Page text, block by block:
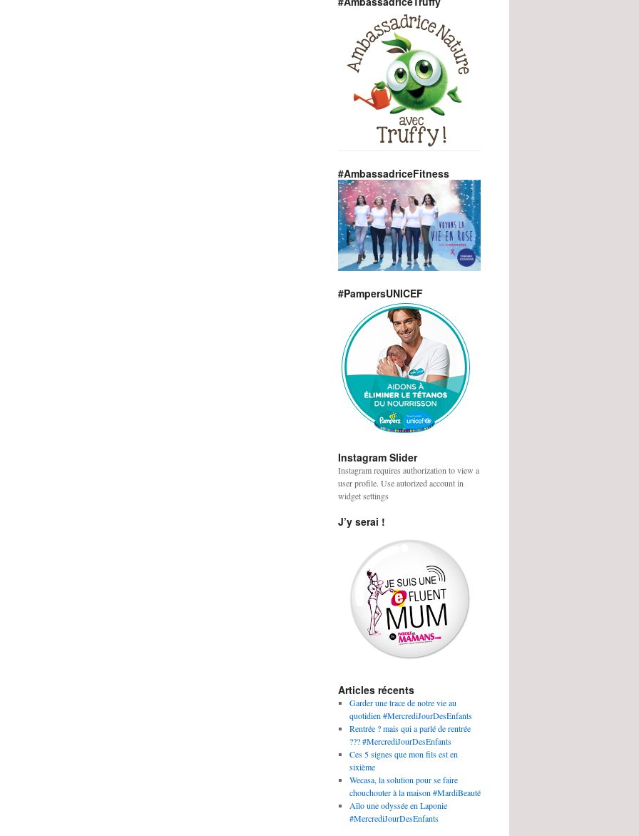
#AmbassadriceFitness
#PampersUNICEF
Instagram Slider
Instagram requires authorization to view a
user profile. Use autorized account in
widget settings
J’y serai !
Articles récents
Garder une trace de notre vie au
quotidien #MercrediJourDesEnfants
Rentrée ? mais qui a parlé de rentrée
??? #MercrediJourDesEnfants
Ces 5 signes que mon fils est en
sixième
Wecasa, la solution pour se faire
chouchouter à la maison #MardiBeauté
Aïlo une odyssée en Laponie
#MercrediJourDesEnfants